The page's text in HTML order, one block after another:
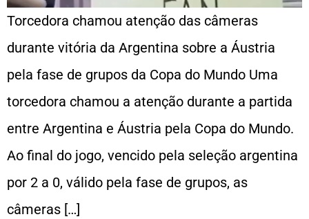
Torcedora chamou atenção das câmeras
durante vitória da Argentina sobre a Áustria
pela fase de grupos da Copa do Mundo Uma
torcedora chamou a atenção durante a partida
entre Argentina e Áustria pela Copa do Mundo.
Ao final do jogo, vencido pela seleção argentina
por 2 a 0, válido pela fase de grupos, as
câmeras […]